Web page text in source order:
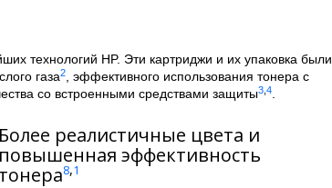
технологий HP. Эти картриджи и их упаковка были
газа2
, эффективного использования тонера с
со встроенными средствами защиты3 ,4
Более реалистичные цвета и
повышенная эффективность
тонера8,1